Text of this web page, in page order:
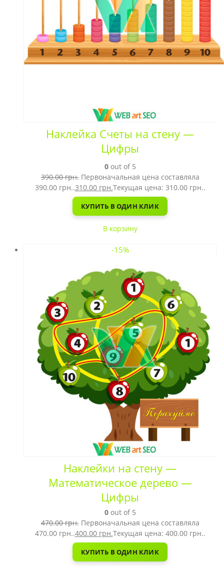
Наклейка Счеты на стену —
Цифры
0out of 5
390.00грн. Первоначальная цена составляла
390.00 грн..310.00 грн.Текущая цена: 310.00 грн..
КУПИТЬ В ОДИН КЛИК
В корзину
-15%
Наклейки на стену —
Математическое дерево —
Цифры
0out of 5
470.00грн. Первоначальная цена составляла
470.00 грн..400.00 грн.Текущая цена: 400.00 грн..
КУПИТЬ В ОДИН КЛИК